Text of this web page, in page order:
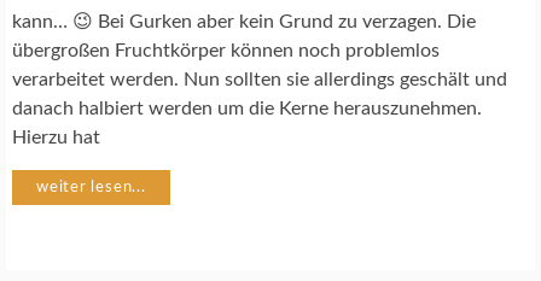
T
G
Ü
kann… 😉 Bei Gurken aber kein Grund zu verzagen. Die
übergroßen Fruchtkörper können noch problemlos
verarbeitet werden. Nun sollten sie allerdings geschält und
danach halbiert werden um die Kerne herauszunehmen.
Hierzu hat
weiter lesen...